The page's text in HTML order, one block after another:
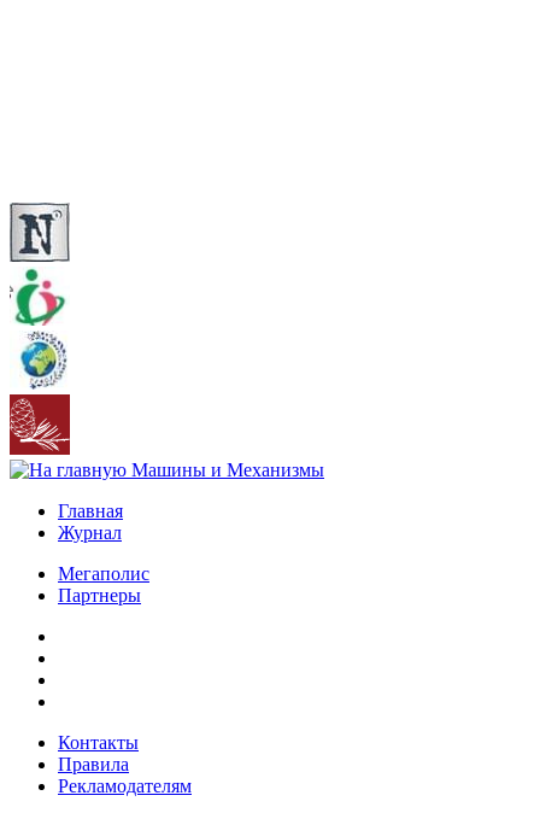
Главная
Журнал
Мегаполис
Партнеры
Контакты
Правила
Рекламодателям